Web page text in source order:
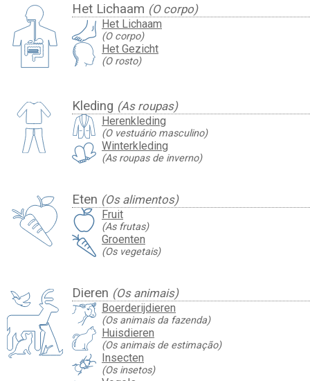
Het Lichaam (O corpo)
Het Lichaam
(O corpo)
Het Gezicht
(O rosto)
Kleding (As roupas)
Herenkleding
(O vestuário masculino)
Winterkleding
(As roupas de inverno)
Eten (Os alimentos)
Fruit
(As frutas)
Groenten
(Os vegetais)
Dieren (Os animais)
Boerderijdieren
(Os animais da fazenda)
Huisdieren
(Os animais de estimação)
Insecten
(Os insetos)